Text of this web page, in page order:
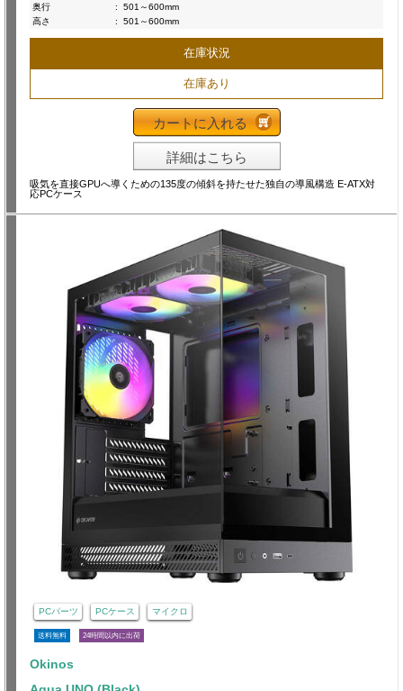
奥行
:
501～600mm
高さ
: 501～600mm
在庫状況
在庫あり
カートに入れる
詳細はこちら
吸気を直接GPUへ導くための135度の傾斜を持たせた独自の導風構造 E-ATX対
応PCケース
PCパーツ PCケース マイクロ
送料無料 24時間以内に出荷
Okinos